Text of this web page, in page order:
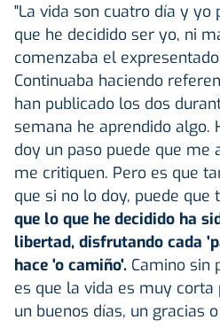
"La vida son cuatro día y yo
que he decidido ser yo, ni
comenzaba el
Continuaba haciendo
han publicado los dos
semana he aprendido algo.
doy un paso puede que me
me critiquen. Pero es que
que si no lo doy, puede que
que lo que he decidido ha
libertad, disfrutando cada
hace 'o camiño'. Camino sin
es que la vida es muy
un buenos días, un gracias